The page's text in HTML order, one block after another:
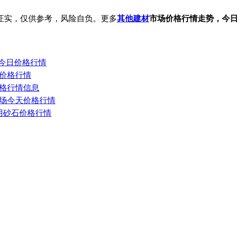
，仅供参考，风险自负。更多其他建材市场价格行情走势，今日
日价格行情
格行情
行情信息
今天价格行情
砂石价格行情